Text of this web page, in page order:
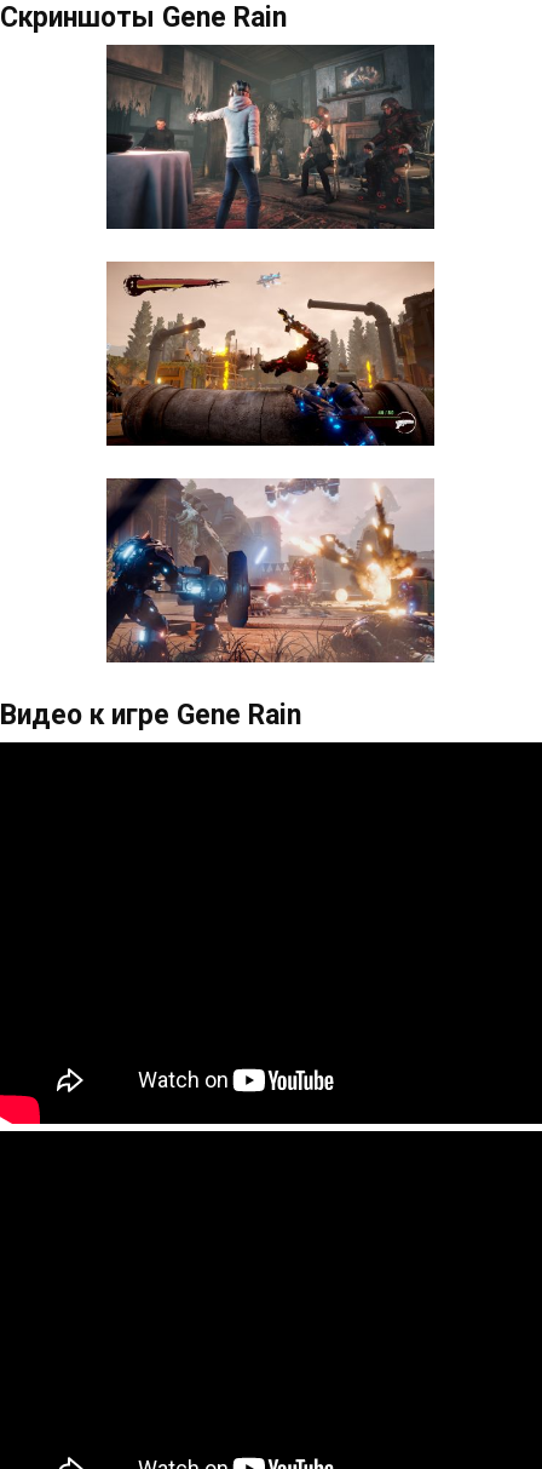
Скриншоты Gene Rain
Видео к игре Gene Rain